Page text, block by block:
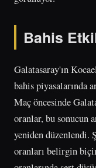
Bahis
Galatasaray'ın
bahis piyasalarında
Maç öncesinde
oranlar, bu sonucun
yeniden düzenlendi.
oranları belirgin